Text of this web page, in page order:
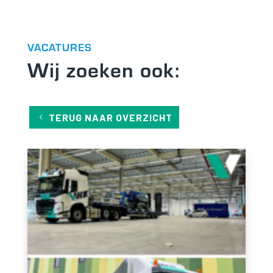
VACATURES
Wij zoeken ook:
TERUG NAAR OVERZICHT
Noodzakelijk
Noodzakelijke cookies
zijn essentieel om de
website goed te laten
categorie bevat
alleen cookies die